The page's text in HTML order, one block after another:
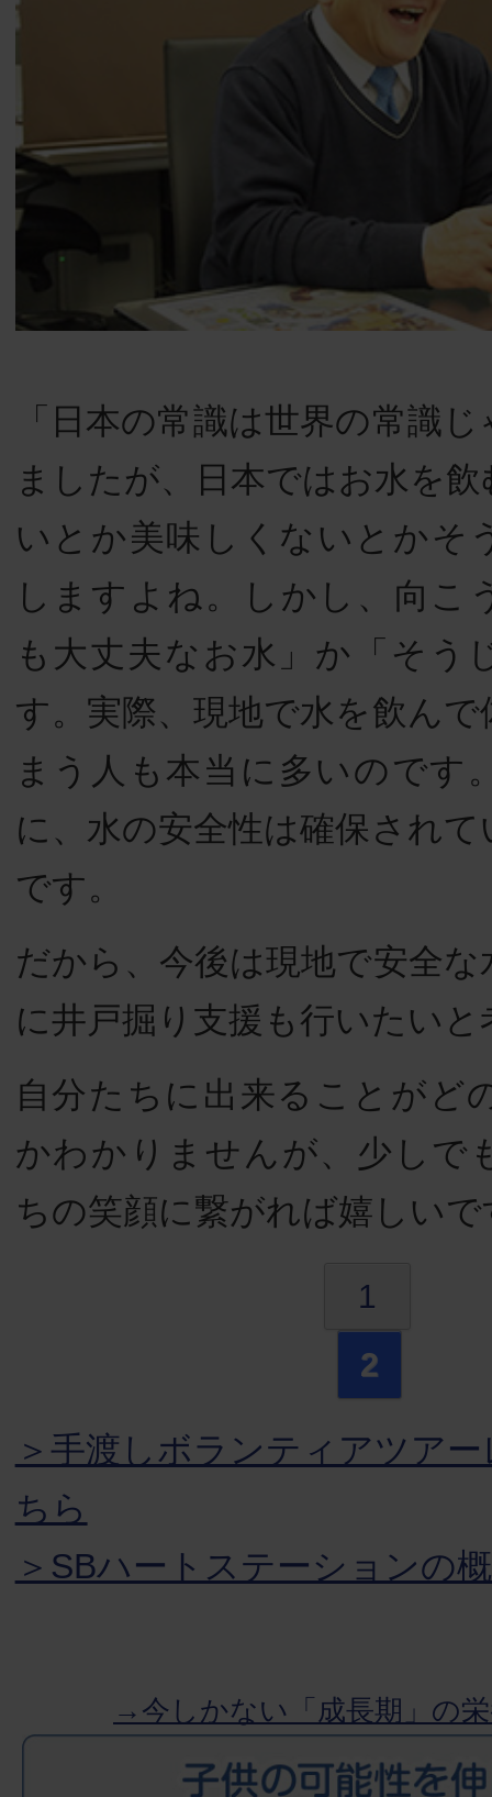
「日本の常識は世界の常識
ましたが、日本ではお水を
いとか美味しくないとかそ
しますよね。しかし、向こ
も大丈夫なお水」か「そう
す。実際、現地で水を飲ん
まう人も本当に多いのです
に、水の安全性は確保され
です。
だから、今後は現地で安全
に井戸掘り支援も行いたい
自分たちに出来ることがど
かわかりませんが、少しで
ちの笑顔に繋がれば嬉しいで
1
2
＞手渡しボランティアツア
ちら
＞SBハートステーションの
→今しかない「成長期」の